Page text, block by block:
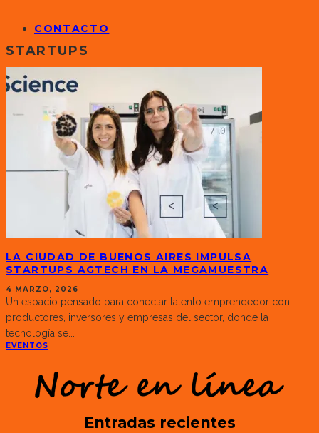
CONTACTO
STARTUPS
LA CIUDAD DE BUENOS AIRES IMPULSA
STARTUPS AGTECH EN LA MEGAMUESTRA
4 MARZO, 2026
Un espacio pensado para conectar talento emprendedor con
productores, inversores y empresas del sector, donde la
tecnología se
EVENTOS
Entradas recientes